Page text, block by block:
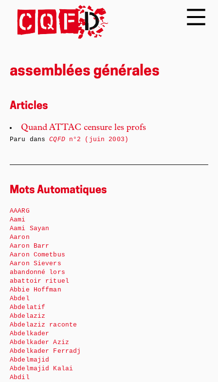
assemblées générales
Articles
Quand ATTAC censure les profs
Paru dansCQFDn°2 (juin 2003)
Mots Automatiques
AAARG
Aami
Aami Sayan
Aaron
Aaron Barr
Aaron Cometbus
Aaron Sievers
abandonné lors
abattoir rituel
Abbie Hoffman
Abdel
Abdelatif
Abdelaziz
Abdelaziz raconte
Abdelkader
Abdelkader Aziz
Abdelkader Ferradj
Abdelmajid
Abdelmajid Kalai
Abdil